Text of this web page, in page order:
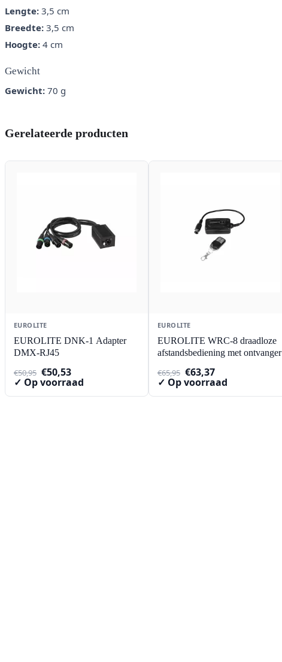
Lengte: 3,5 cm
Breedte: 3,5 cm
Hoogte: 4 cm
Gewicht
Gewicht: 70 g
Gerelateerde producten
EUROLITE
EUROLITE DNK-1 Adapter
DMX-RJ45
€50,95 Oorspronkelijke
prijs
€50,53Huidige
prijs
✓ Op voorraad
EUROLITE
EUROLITE WRC-8 draadloze
afstandsbediening met ontvanger
€65,95 Oorspronkelijke
prijs
€63,37Huidige
prijs
✓ Op voorraad